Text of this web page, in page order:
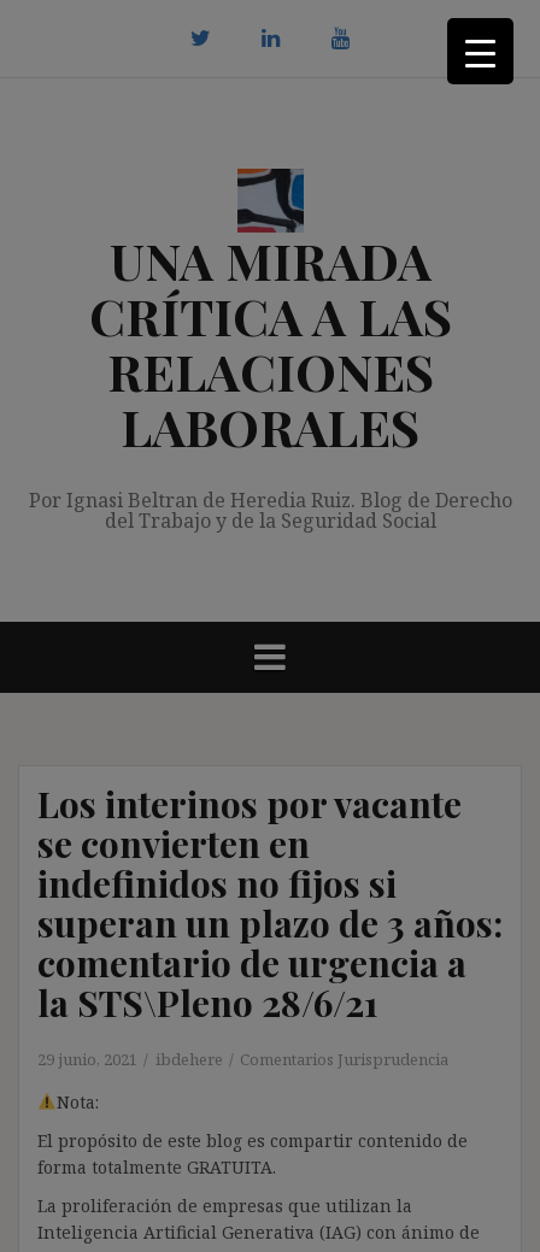
UNA MIRADA
CRÍTICA A LAS
RELACIONES
LABORALES
Por Ignasi Beltran de Heredia Ruiz. Blog de Derecho
del Trabajo y de la Seguridad Social
Los interinos por vacante
se convierten en
indefinidos no fijos si
superan un plazo de 3 años:
comentario de urgencia a
la STS\Pleno 28/6/21
29 junio, 2021 ibdehere Comentarios Jurisprudencia
Nota:
El propósito de este blog es compartir contenido de
forma totalmente GRATUITA.
La proliferación de empresas que utilizan la
Inteligencia Artificial Generativa (IAG) con ánimo de